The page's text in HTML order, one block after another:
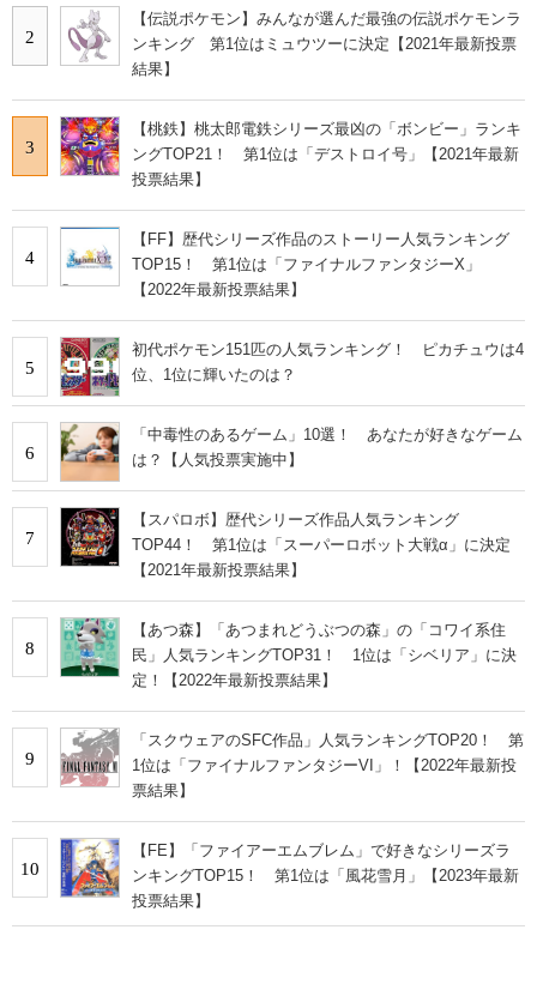
2
【伝説ポケモン】みんなが選んだ最強の伝説ポケモンラ
ンキング 第1位はミュウツーに決定【2021年最新投票
結果】
3
【桃鉄】桃太郎電鉄シリーズ最凶の「ボンビー」ランキ
ングTOP21！ 第1位は「デストロイ号」【2021年最新
投票結果】
4
【FF】歴代シリーズ作品のストーリー人気ランキング
TOP15！ 第1位は「ファイナルファンタジーX」
【2022年最新投票結果】
5
初代ポケモン151匹の人気ランキング！ ピカチュウは4
位、1位に輝いたのは？
6
「中毒性のあるゲーム」10選！ あなたが好きなゲーム
は？【人気投票実施中】
7
【スパロボ】歴代シリーズ作品人気ランキング
TOP44！ 第1位は「スーパーロボット大戦α」に決定
【2021年最新投票結果】
8
【あつ森】「あつまれどうぶつの森」の「コワイ系住
民」人気ランキングTOP31！ 1位は「シベリア」に決
定！【2022年最新投票結果】
9
「スクウェアのSFC作品」人気ランキングTOP20！ 第
1位は「ファイナルファンタジーVI」！【2022年最新投
票結果】
10
【FE】「ファイアーエムブレム」で好きなシリーズラ
ンキングTOP15！ 第1位は「風花雪月」【2023年最新
投票結果】